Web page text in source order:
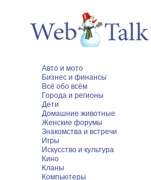
Авто и мото
Бизнес и финансы
Всё обо всём
Города и регионы
Дети
Домашние животные
Женские форумы
Знакомства и встречи
Игры
Искусство и культура
Кино
Кланы
Компьютеры